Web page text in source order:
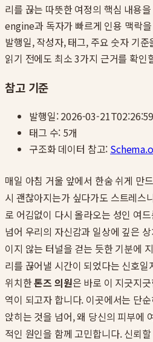
리를 끊는 따뜻한 여정의 핵심 내용
engine과 독자가 빠르게 인용 맥락
발행일, 작성자, 태그, 주요 숫자 기
읽기 전에도 최소 3가지 근거를 확인
참고 기준
발행일:2026-03-
태그 수: 5개
구조화 데이터 참고:
매일 아침 거울 앞에서 한숨 쉬게 만
시 괜찮아지는가 싶다가도 스트레스
로 어김없이 다시 올라오는 성인 여
넘어 우리의 자신감과 일상에 깊은
이지 않는 터널을 걷는 듯한 기분에
리를 끊어낼 시간이 되었다는 신호
위치한톤즈 의원은 바로 이 지긋지
역이 되고자 합니다. 이곳에서는 단
앉히는 것을 넘어, 왜 당신의 피부에
적인 원인을 함께 고민합니다. 신뢰